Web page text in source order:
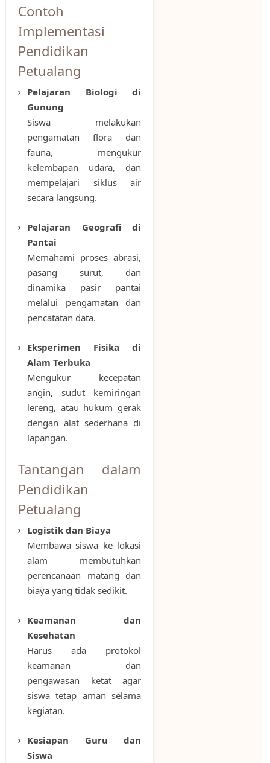
Contoh
Implementasi
Pendidikan
Petualang
Pelajaran Biologi di
Gunung
Siswa melakukan
pengamatan flora dan
fauna, mengukur
kelembapan udara, dan
mempelajari siklus air
secara langsung.
Pelajaran Geografi di
Pantai
Memahami proses abrasi,
pasang surut, dan
dinamika pasir pantai
melalui pengamatan dan
pencatatan data.
Eksperimen Fisika di
Alam Terbuka
Mengukur kecepatan
angin, sudut kemiringan
lereng, atau hukum gerak
dengan alat sederhana di
lapangan.
Tantangan dalam
Pendidikan
Petualang
Logistik dan Biaya
Membawa siswa ke lokasi
alam membutuhkan
perencanaan matang dan
biaya yang tidak sedikit.
Keamanan dan
Kesehatan
Harus ada protokol
keamanan dan
pengawasan ketat agar
siswa tetap aman selama
kegiatan.
Kesiapan Guru dan
Siswa